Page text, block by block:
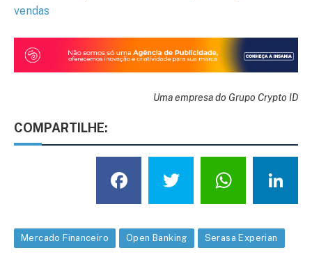
vendas
Uma empresa do Grupo Crypto ID
COMPARTILHE:
Facebook
Twitter
Mercado Financeiro Open Banking Serasa Experian